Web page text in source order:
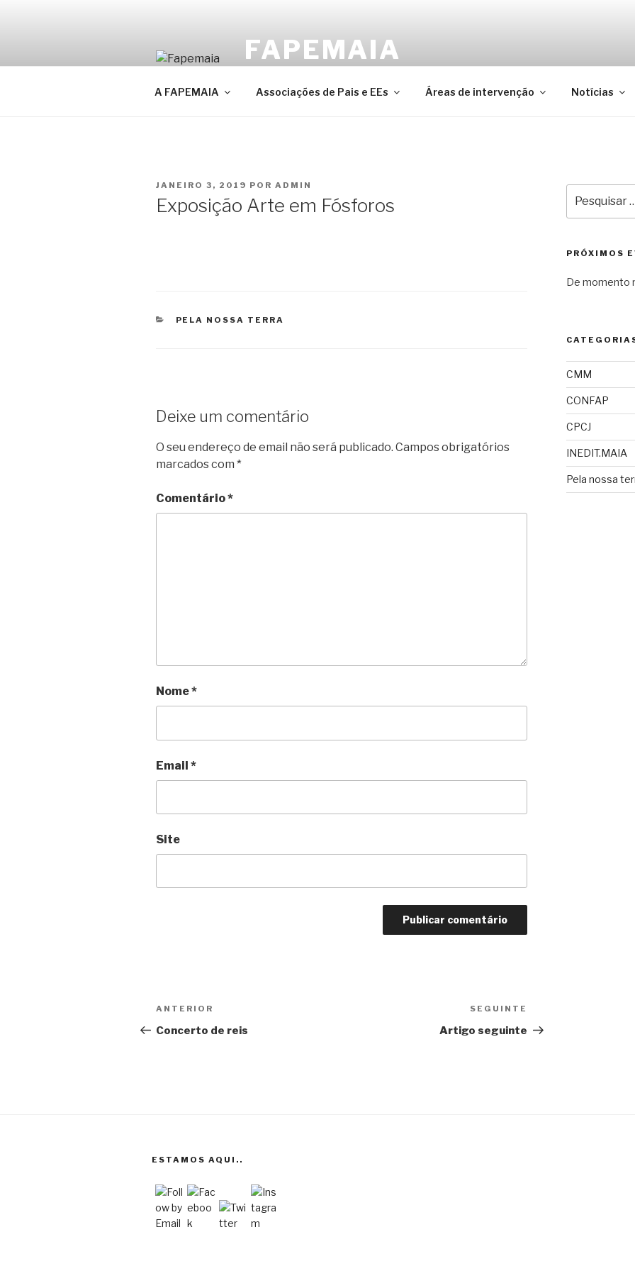
FAPEMAIA
A FAPEMAIA Associações de Pais e EEs Áreas de intervenção Notícias
PUBLICADO
JANEIRO 3, 2019 POR ADMIN
Exposição Arte em Fósforos
CATEGORIAS
PELA NOSSA TERRA
Deixe um comentário
O seu endereço de email não será publicado. Campos obrigatórios
marcados com *
Comentário*
Nome*
Email *
Site
Navegação
de
Conteúdo
anterior
ANTERIOR
Concerto de reis
seguinte
SEGUINTE
Artigo seguinte
por:
PRÓXIMOS
De momento
CMM
CONFAP
CPCJ
INEDIT.MAIA
Pela nossa
ESTAMOS AQUI..